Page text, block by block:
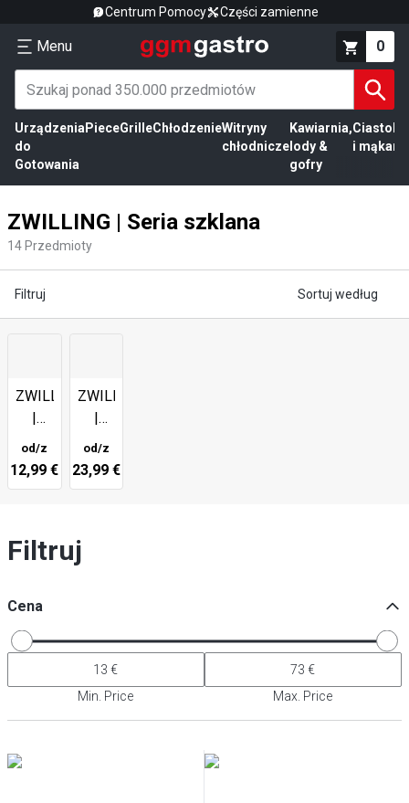
Centrum Pomocy Części zamienne
Menu 0
Urządzenia
do
Gotowania
PieceGrilleChłodzenieWitryny
chłodnicze
Kawiarnia,
lody &
gofry
Ciasto
i mąka
ZWILLING | Seria szklana
14 Przedmioty
Filtruj Sortuj według
ZWILLING
|
Sorrento
od/z
12,99 €
ZWILLING
|
Sorrento
Bar
od/z
23,99 €
Filtruj
Cena
Min. Price Max. Price